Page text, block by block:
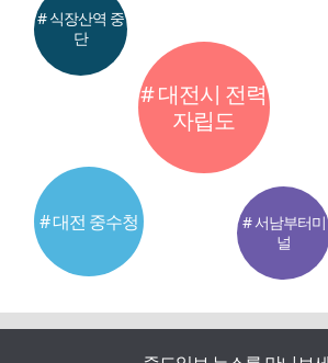
# 대전시 전력
자립도
# 대전 중수청
# 식장산역 중
단
# 서남부터미
널